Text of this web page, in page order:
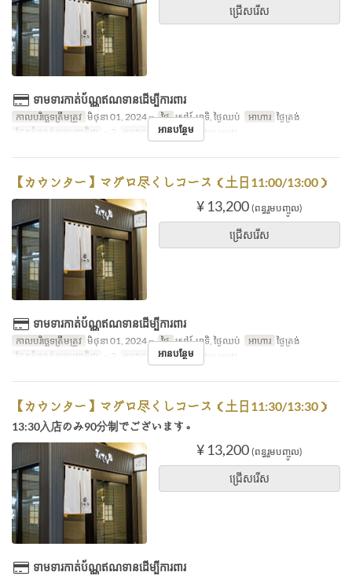
ជ្រើសរើស
ទាមទារកាត់ប័ណ្ណឥណទានដើម្បីការពារ
កាលបរិច្ឆេទត្រឹមត្រូវ មិថុនា 01, 2024 ~ ថ្ងៃ សៅរ៍, អាទិ, ថ្ងៃឈប់ អាហារ ថ្ងៃត្រង់
ដែនកំណត់ការបញ្ជាទិញ
~ 2 ប្រភេទកន្រ្ត័តាំង Counter seats
អានបន្ថែម
【カウンター】マグロ尽くしコース（土日11:00/13:00）
¥ 13,200 (ពន្ធរួមបញ្ចូល)
ជ្រើសរើស
ទាមទារកាត់ប័ណ្ណឥណទានដើម្បីការពារ
កាលបរិច្ឆេទត្រឹមត្រូវ មិថុនា 01, 2024 ~ ថ្ងៃ សៅរ៍, អាទិ, ថ្ងៃឈប់ អាហារ ថ្ងៃត្រង់
ដែនកំណត់ការបញ្ជាទិញ
~ 2 ប្រភេទកន្រ្ត័តាំង Counter seats
អានបន្ថែម
【カウンター】マグロ尽くしコース（土日11:30/13:30）
13:30入店のみ90分制でございます。
¥ 13,200 (ពន្ធរួមបញ្ចូល)
ជ្រើសរើស
ទាមទារកាត់ប័ណ្ណឥណទានដើម្បីការពារ